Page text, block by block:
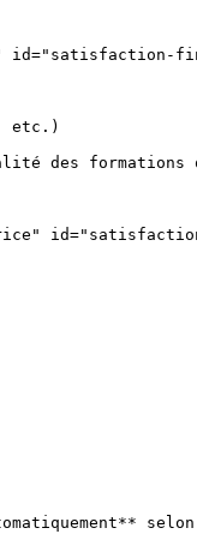
etc.)
des